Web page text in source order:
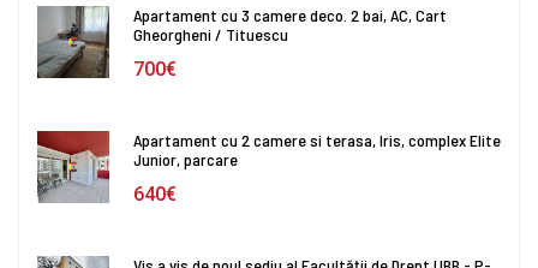
Apartament cu 3 camere deco. 2 bai, AC, Cart
Gheorgheni / Tituescu
700€
Apartament cu 2 camere si terasa, Iris, complex Elite
Junior, parcare
640€